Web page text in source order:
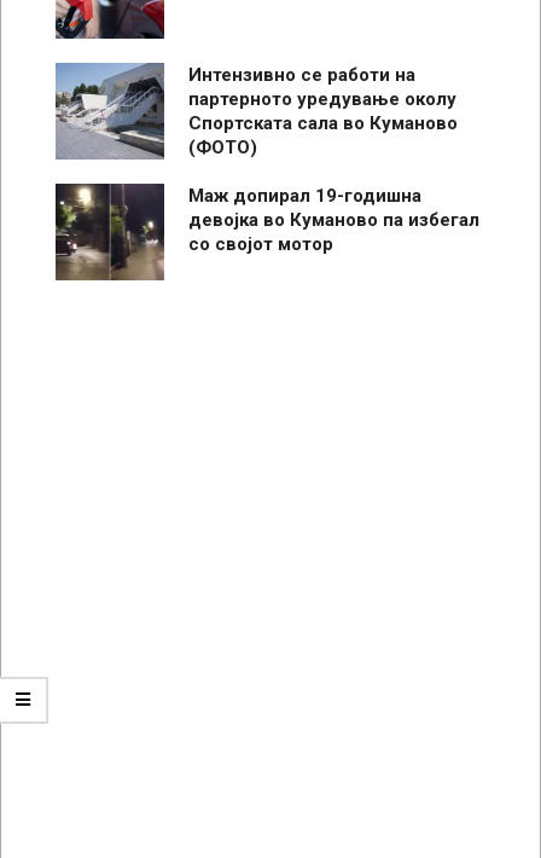
Интензивно се работи на
партерното уредување околу
Спортската сала во Куманово
(ФОТО)
Маж допирал 19-годишна
девојка во Куманово па избегал
со својот мотор